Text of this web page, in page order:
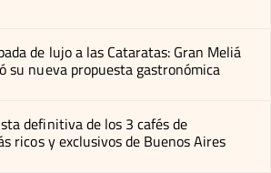
de lujo a las Cataratas: Gran Meliá
su nueva propuesta gastronómica
definitiva de los 3 cafés de
ricos y exclusivos de Buenos Aires